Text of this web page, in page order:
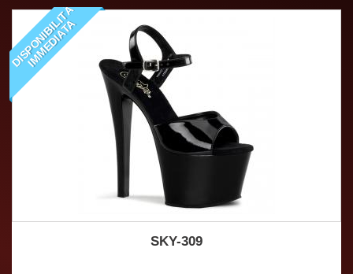
D
I
S
P
O
N
I
B
I
L
I
T
À
I
M
M
E
D
I
A
T
A
SKY-309